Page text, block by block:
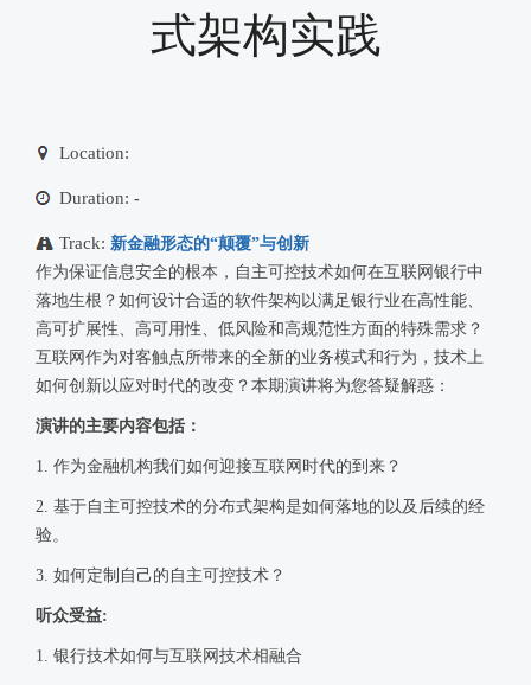
式架构实践
Location:
Duration: -
Track: 新金融形态的“颠覆”与创新
作为保证信息安全的根本，自主可控技术如何在互联网银行中
落地生根？如何设计合适的软件架构以满足银行业在高性能、
高可扩展性、高可用性、低风险和高规范性方面的特殊需求？
互联网作为对客触点所带来的全新的业务模式和行为，技术上
如何创新以应对时代的改变？本期演讲将为您答疑解惑：
演讲的主要内容包括：
1. 作为金融机构我们如何迎接互联网时代的到来？
2. 基于自主可控技术的分布式架构是如何落地的以及后续的经
验。
3. 如何定制自己的自主可控技术？
听众受益:
1. 银行技术如何与互联网技术相融合